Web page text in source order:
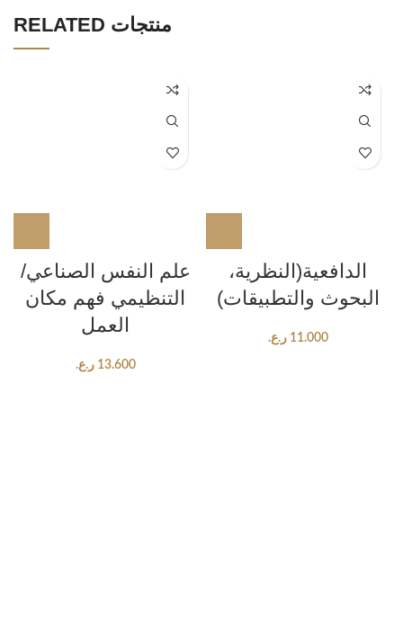
RELATED منتجات
علم النفس الصناعي/
التنظيمي فهم مكان
العمل
13.600 ر.ع.
الدافعية(النظرية،
البحوث والتطبيقات)
11.000 ر.ع.